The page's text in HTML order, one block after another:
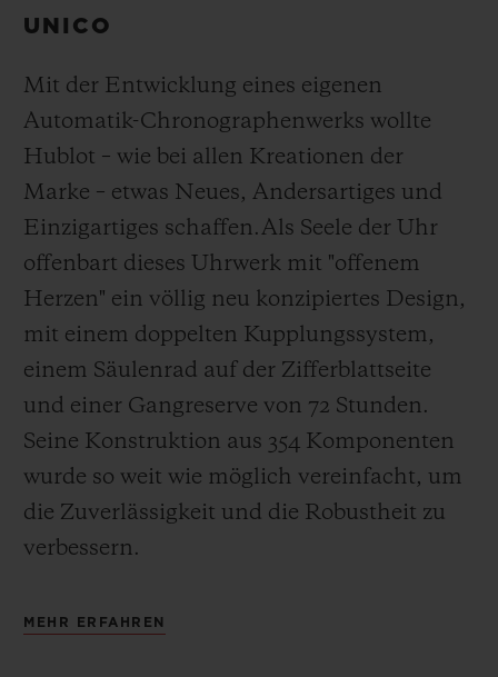
UNICO
Mit der Entwicklung eines eigenen
Automatik-Chronographenwerks wollte
Hublot – wie bei allen Kreationen der
Marke – etwas Neues, Andersartiges und
Einzigartiges schaffen.Als Seele der Uhr
offenbart dieses Uhrwerk mit "offenem
Herzen" ein völlig neu konzipiertes Design,
mit einem doppelten Kupplungssystem,
einem Säulenrad auf der Zifferblattseite
und einer Gangreserve von 72 Stunden.
Seine Konstruktion aus 354 Komponenten
wurde so weit wie möglich vereinfacht, um
die Zuverlässigkeit und die Robustheit zu
verbessern.
MEHR ERFAHREN